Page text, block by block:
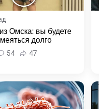
Омска: вы будете
долго
54 47